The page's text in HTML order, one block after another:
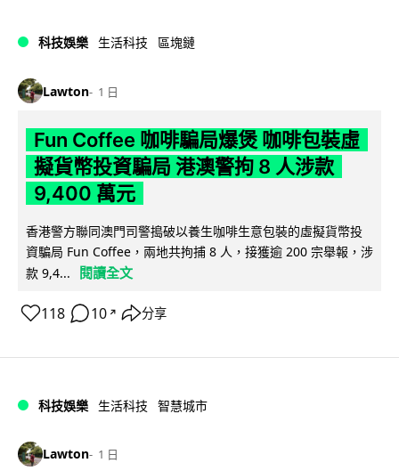
科技娛樂 生活科技 區塊鏈
Lawton 1 日
Fun Coffee 咖啡騙局爆煲 咖啡包裝虛
擬貨幣投資騙局 港澳警拘 8 人涉款
9,400 萬元
香港警方聯同澳門司警搗破以養生咖啡生意包裝的虛擬貨幣投
資騙局 Fun Coffee，兩地共拘捕 8 人，接獲逾 200 宗舉報，涉
款 9,4...
閱讀全文
118 10 ↗ 分享
科技娛樂 生活科技 智慧城市
Lawton 1 日